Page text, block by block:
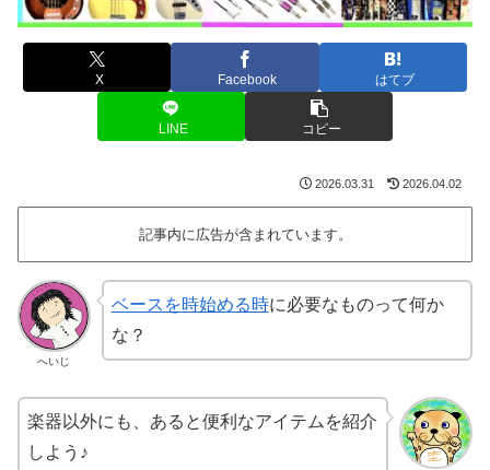
X Facebook はてブ
LINE コピー
2026.03.31 2026.04.02
記事内に広告が含まれています。
へいじ
ベースを時始める時に必要なものって何か
な？
楽器以外にも、あると便利なアイテムを紹介
しよう♪